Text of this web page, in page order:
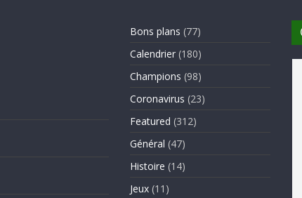
Bons plans (77)
Calendrier (180)
Champions (98)
Coronavirus (23)
Featured (312)
Général (47)
Histoire (14)
Jeux (11)